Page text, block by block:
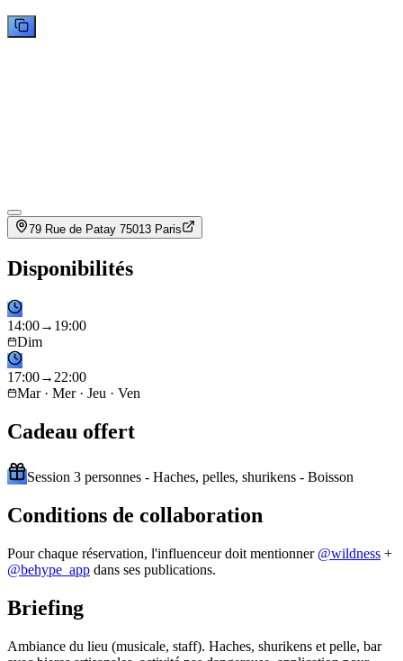
79 Rue de Patay 75013 Paris
Disponibilités
14:00→ 19:00
Dim
17:00→ 22:00
Mar · Mer · Jeu · Ven
Cadeau offert
Session 3 personnes - Haches, pelles, shurikens - Boisson
Conditions de collaboration
Pour chaque réservation, l'influenceur doit mentionner @wildness +
@behype_app dans ses publications.
Briefing
Ambiance du lieu (musicale, staff). Haches, shurikens et pelle, bar